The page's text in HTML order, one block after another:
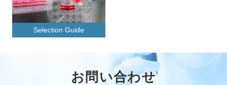
Selection Guide
お問い合わせ